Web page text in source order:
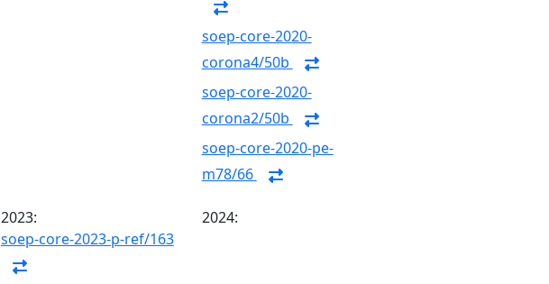
soep-core-2020-
corona4/50b
soep-core-2020-
corona2/50b
soep-core-2020-pe-
m78/66
2023:
soep-core-2023-p-ref/163
2024: